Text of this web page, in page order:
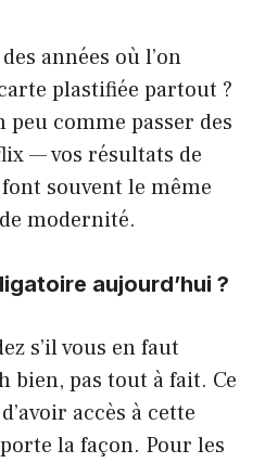
années où l’on
plastifiée partout ?
peu comme passer des
— vos résultats de
souvent le même
modernité.
aujourd’hui ?
s’il vous en faut
bien, pas tout à fait. Ce
accès à cette
la façon. Pour les